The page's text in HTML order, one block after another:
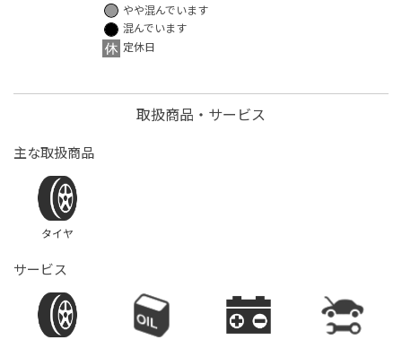
やや混んでいます
混んでいます
定休日
取扱商品・サービス
主な取扱商品
タイヤ
サービス